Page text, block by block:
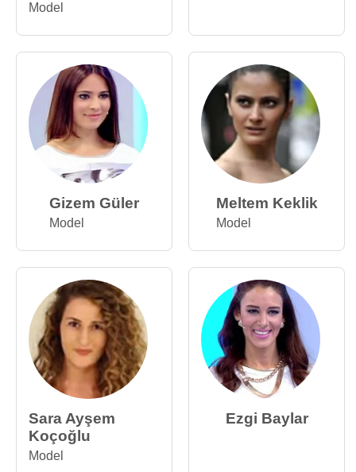
Model
Gizem Güler
Model
Meltem Keklik
Model
Sara Ayşem
Koçoğlu
Model
Ezgi Baylar